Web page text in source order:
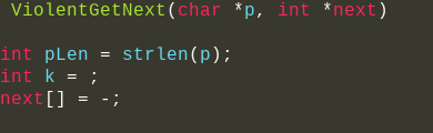
ViolentGetNext ( char *p, int *next )
int
pLen = strlen( p );
int
k =
;
next
= -;